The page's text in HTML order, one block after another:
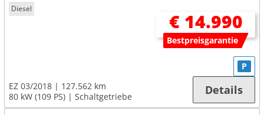
Diesel
€ 14.990
Bestpreisgarantie
EZ 03/2018
127.562 km
80 kW (109 PS)
Schaltgetriebe
P
Details